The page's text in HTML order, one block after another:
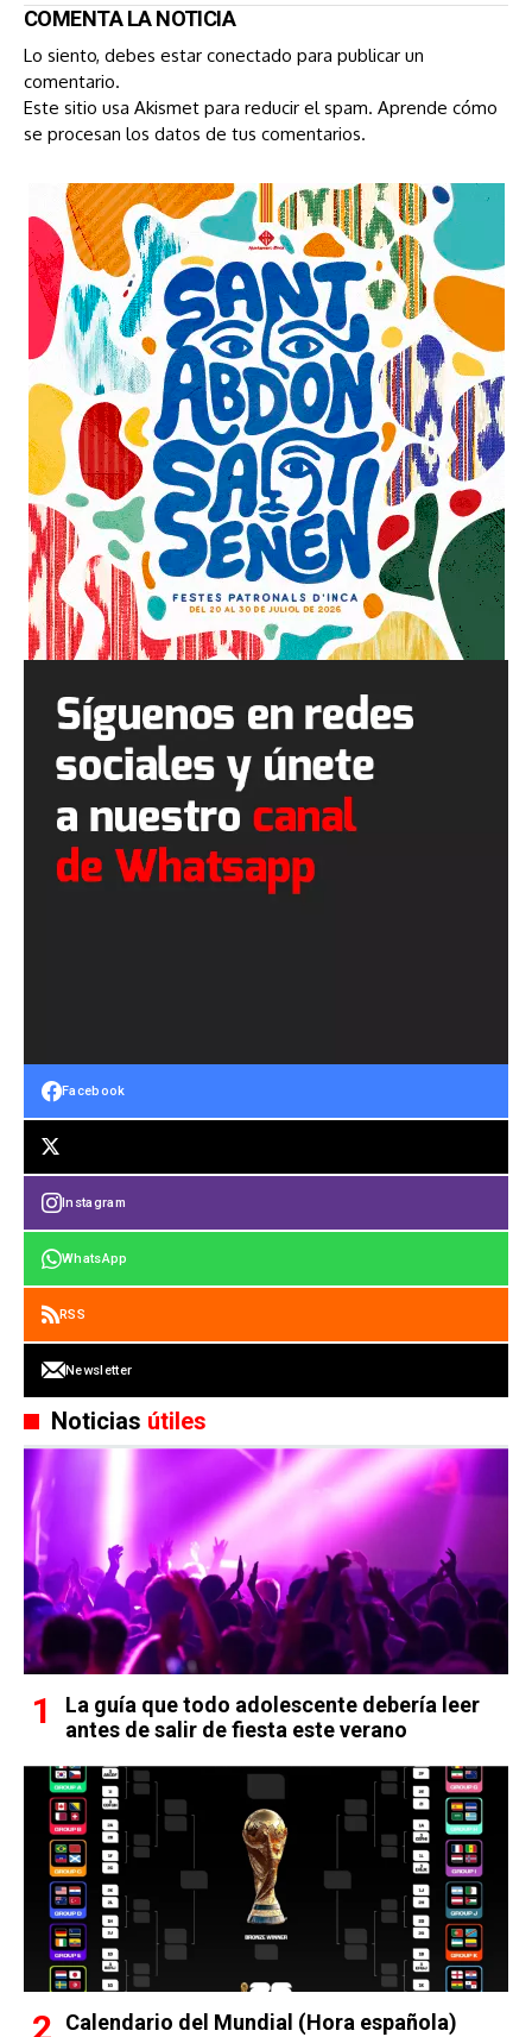
COMENTA LA NOTICIA
Lo siento, debes estar conectado para publicar un
comentario.
Este sitio usa Akismet para reducir el spam. Aprende cómo
se procesan los datos de tus comentarios.
Facebook
Instagram
WhatsApp
RSS
Newsletter
Noticias útiles
La guía que todo adolescente debería leer
antes de salir de fiesta este verano
Calendario del Mundial (Hora española)